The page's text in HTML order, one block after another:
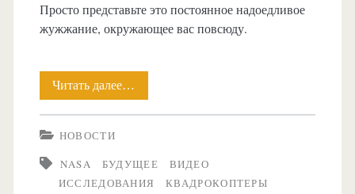
Просто представьте это постоянное надоедливое
жужжание, окружающее вас повсюду.
Читать далее…
из
показали
НОВОСТИ
NASA
БУДУЩЕЕ
ВИДЕО
ИССЛЕДОВАНИЯ
КВАДРОКОПТЕРЫ